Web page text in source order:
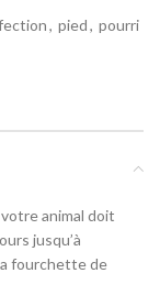
, pied, pourri
animal doit
jusqu’à
fourchette de